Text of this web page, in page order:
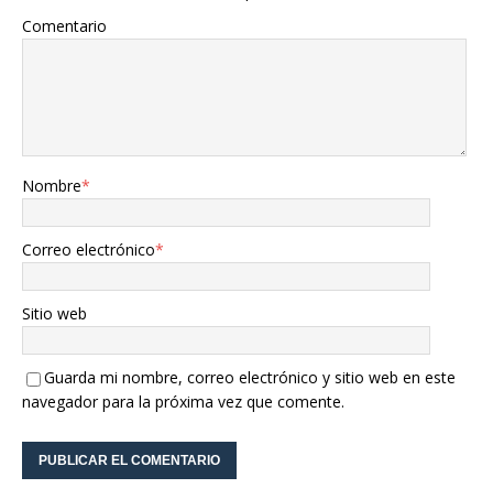
Comentario
Nombre*
Correo electrónico*
Sitio web
Guarda mi nombre, correo electrónico y sitio web en este
navegador para la próxima vez que comente.